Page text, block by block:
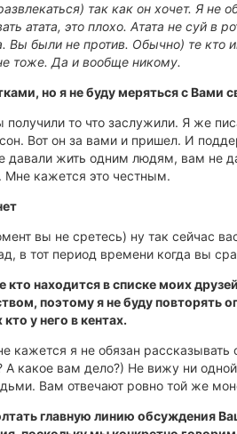
так как он хочет. Я не
атата, это плохо. Атата не суй в
Вы были не против. Обычно) те кто
тоже. Да и вообще никому.
но я не буду меряться с Вами
получили то что заслужили. Я же
Вот он за вами и пришел. И
давали жить одним людям, вам не
Мне кажется это честным.
вы не сретесь) ну так сейчас
в тот период времени когда вы
кто находится в списке моих
поэтому я не буду повторять
у него в кентах.
кажется я не обязан
А какое вам дело?) Не вижу ни
Вам отвечают ровно той же
главную линию обсуждения